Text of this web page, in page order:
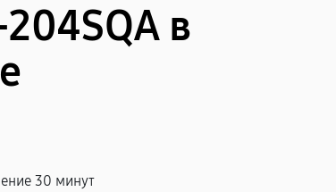
в
30 минут